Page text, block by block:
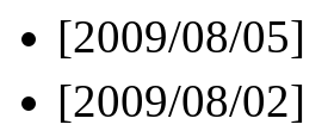
[2009/08/05]
[2009/08/02]